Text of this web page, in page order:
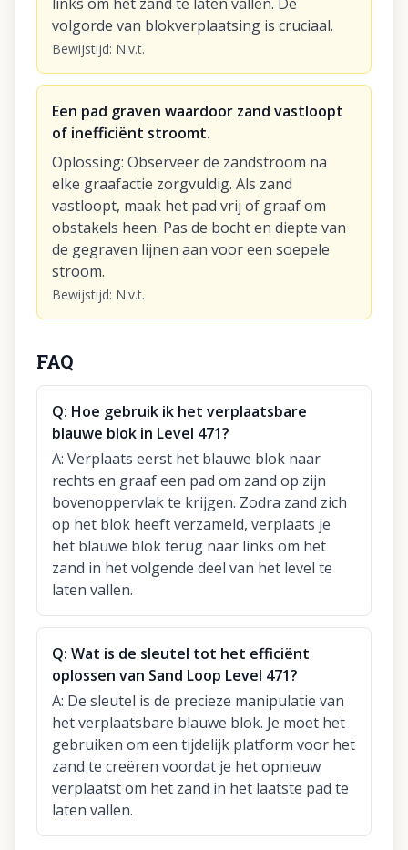
volgorde van blokverplaatsing is cruciaal.
Bewijstijd: N.v.t.
Een pad graven waardoor zand vastloopt
of inefficiënt stroomt.
Oplossing: Observeer de zandstroom na
elke graafactie zorgvuldig. Als zand
vastloopt, maak het pad vrij of graaf om
obstakels heen. Pas de bocht en diepte van
de gegraven lijnen aan voor een soepele
stroom.
Bewijstijd: N.v.t.
FAQ
Q: Hoe gebruik ik het verplaatsbare
blauwe blok in Level 471?
A: Verplaats eerst het blauwe blok naar
rechts en graaf een pad om zand op zijn
bovenoppervlak te krijgen. Zodra zand zich
op het blok heeft verzameld, verplaats je
het blauwe blok terug naar links om het
zand in het volgende deel van het level te
laten vallen.
Q: Wat is de sleutel tot het efficiënt
oplossen van Sand Loop Level 471?
A: De sleutel is de precieze manipulatie van
het verplaatsbare blauwe blok. Je moet het
gebruiken om een tijdelijk platform voor het
zand te creëren voordat je het opnieuw
verplaatst om het zand in het laatste pad te
laten vallen.